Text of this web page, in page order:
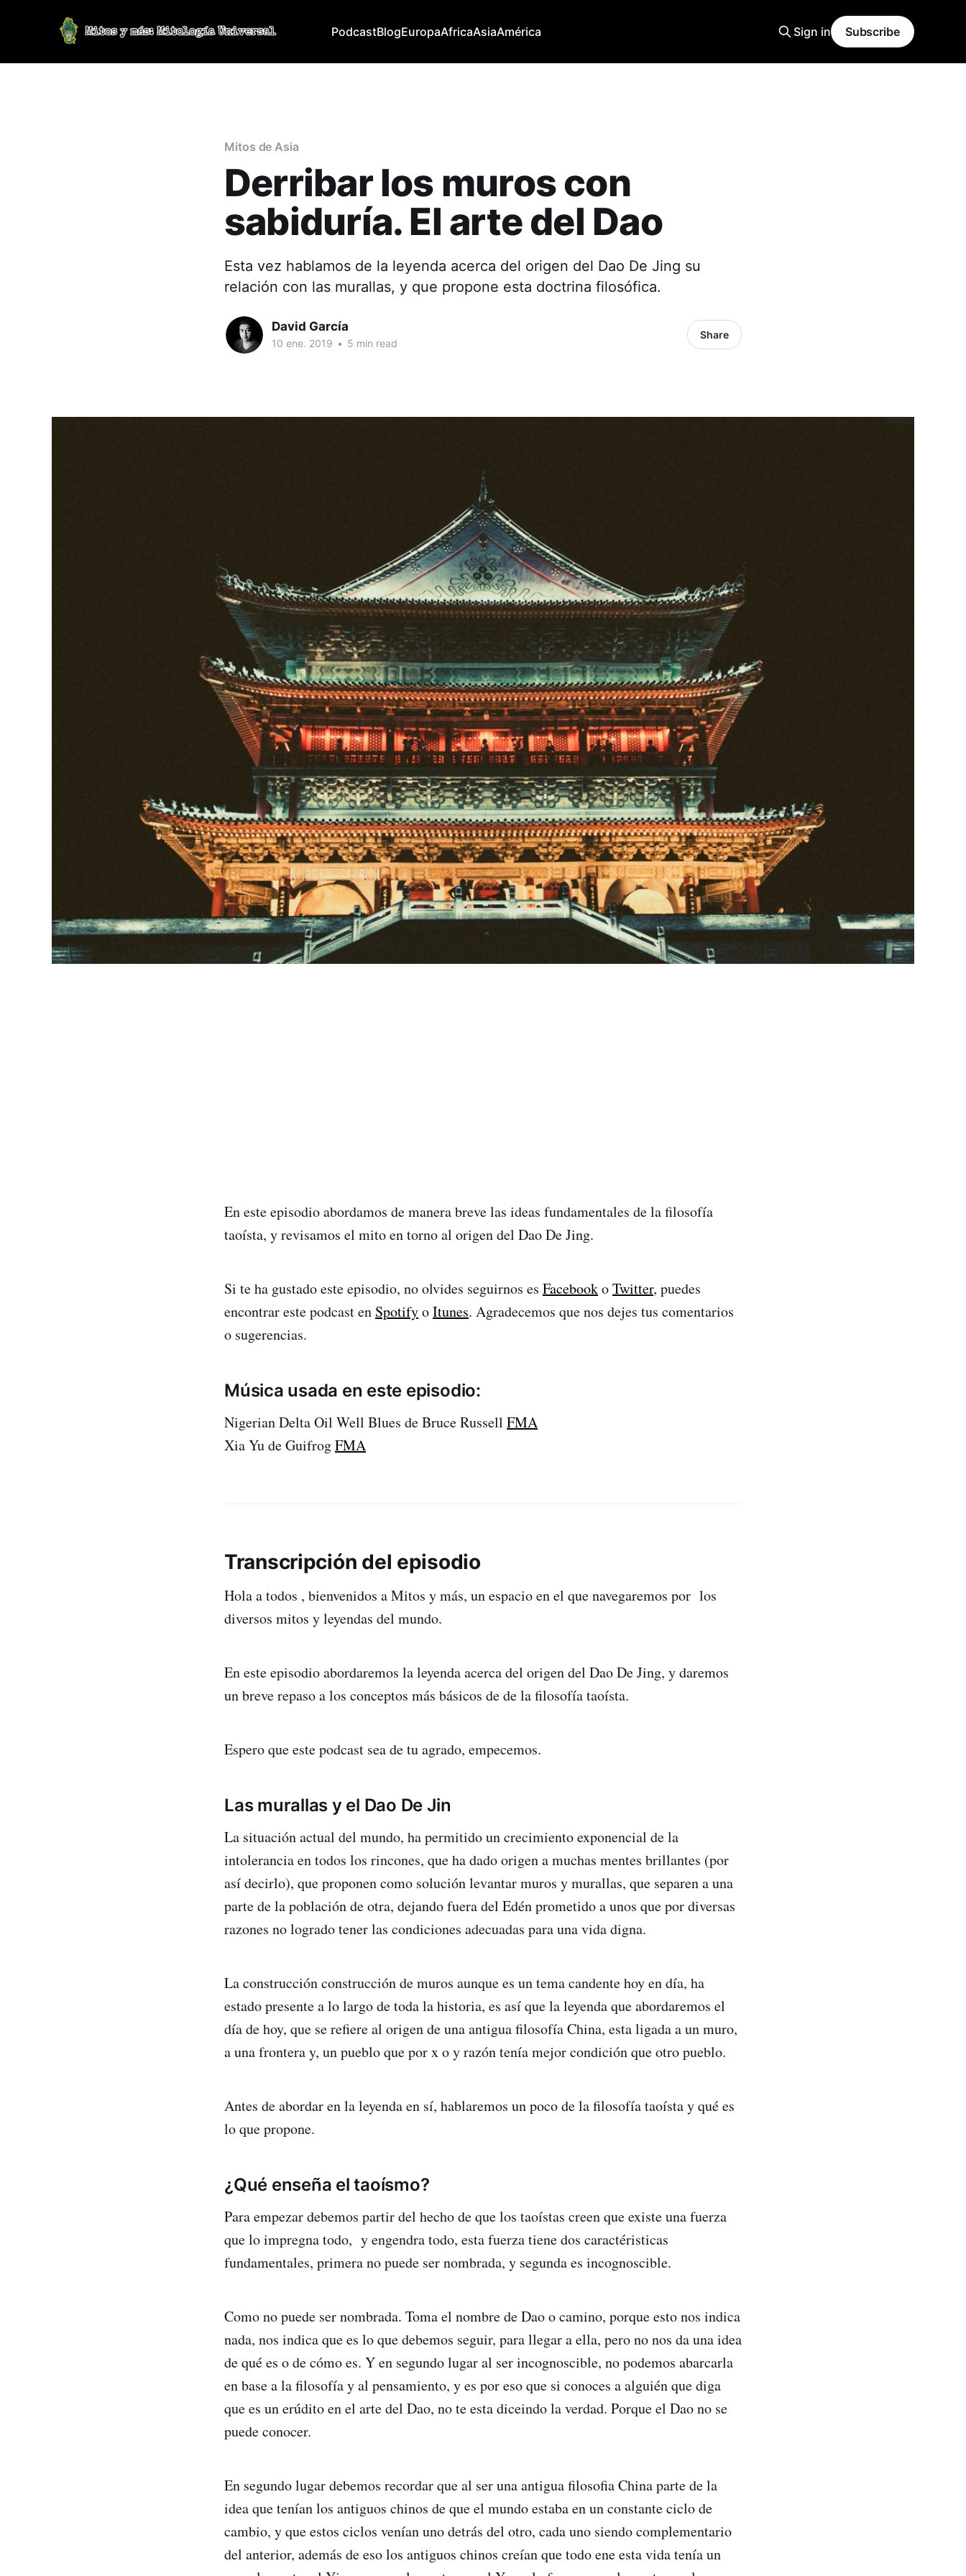
PodcastBlogEuropaAfricaAsiaAmérica Sign in Subscribe
Mitos de Asia
Derribar los muros con
sabiduría. El arte del Dao
Esta vez hablamos de la leyenda acerca del origen del Dao De Jing su
relación con las murallas, y que propone esta doctrina filosófica.
David García
10 ene. 2019 • 5 min read
Share
En este episodio abordamos de manera breve las ideas fundamentales de la filosofía
taoísta, y revisamos el mito en torno al origen del Dao De Jing.
Si te ha gustado este episodio, no olvides seguirnos es FacebookoTwitter, puedes
encontrar este podcast en SpotifyoItunes. Agradecemos que nos dejes tus comentarios
o sugerencias.
Música usada en este episodio:
Nigerian Delta Oil Well Blues de Bruce Russell FMA
Xia Yu de GuifrogFMA
Transcripción del episodio
Hola a todos , bienvenidos a Mitos y más, un espacio en el que navegaremos por los
diversos mitos y leyendas del mundo.
En este episodio abordaremos la leyenda acerca del origen del Dao De Jing, y daremos
un breve repaso a los conceptos más básicos de de la filosofía taoísta.
Espero que este podcast sea de tu agrado, empecemos.
Las murallas y el Dao De Jin
La situación actual del mundo, ha permitido un crecimiento exponencial de la
intolerancia en todos los rincones, que ha dado origen a muchas mentes brillantes (por
así decirlo), que proponen como solución levantar muros y murallas, que separen a una
parte de la población de otra, dejando fuera del Edén prometido a unos que por diversas
razones no logrado tener las condiciones adecuadas para una vida digna.
La construcción construcción de muros aunque es un tema candente hoy en día, ha
estado presente a lo largo de toda la historia, es así que la leyenda que abordaremos el
día de hoy, que se refiere al origen de una antigua filosofía China, esta ligada a un muro,
a una frontera y, un pueblo que por x o y razón tenía mejor condición que otro pueblo.
Antes de abordar en la leyenda en sí, hablaremos un poco de la filosofía taoísta y qué es
lo que propone.
¿Qué enseña el taoísmo?
Para empezar debemos partir del hecho de que los taoístas creen que existe una fuerza
que lo impregna todo, y engendra todo, esta fuerza tiene dos caractéristicas
fundamentales, primera no puede ser nombrada, y segunda es incognoscible.
Como no puede ser nombrada. Toma el nombre de Dao o camino, porque esto nos indica
nada, nos indica que es lo que debemos seguir, para llegar a ella, pero no nos da una idea
de qué es o de cómo es. Y en segundo lugar al ser incognoscible, no podemos abarcarla
en base a la filosofía y al pensamiento, y es por eso que si conoces a alguién que diga
que es un erúdito en el arte del Dao, no te esta diceindo la verdad. Porque el Dao no se
puede conocer.
En segundo lugar debemos recordar que al ser una antigua filosofia China parte de la
idea que tenían los antiguos chinos de que el mundo estaba en un constante ciclo de
cambio, y que estos ciclos venían uno detrás del otro, cada uno siendo complementario
del anterior, además de eso los antiguos chinos creían que todo ene esta vida tenía un